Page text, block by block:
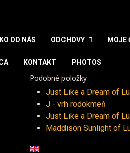
OD NÁS ODCHOVY MOJE
KONTAKT PHOTOS
Podobné položky
Just Like a Dream of
J - vrh rodokmeň
Just Like a Dream of
Maddison Sunlight of
Vyberte váš jazyk